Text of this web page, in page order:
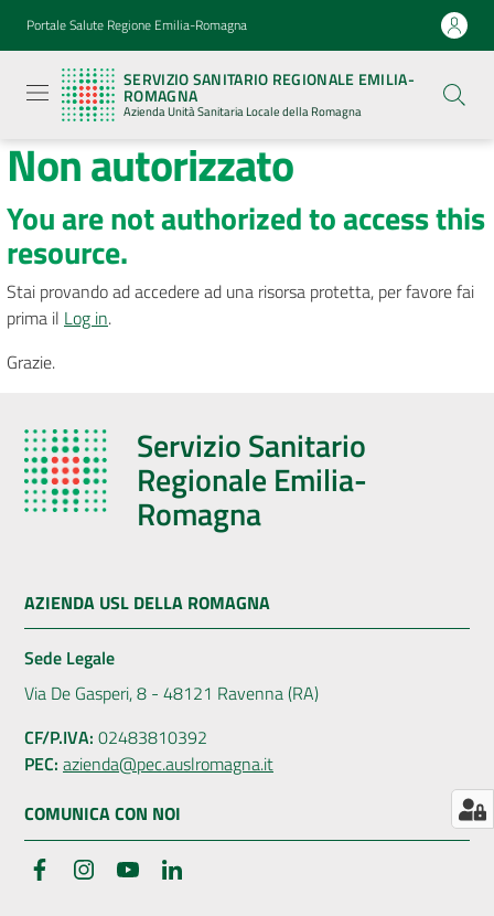
Vai al contenuto
Vai alla navigazione
Vai al footer
Portale Salute Regione Emilia-Romagna
SERVIZIO SANITARIO REGIONALE EMILIA-
ROMAGNA
Azienda Unità Sanitaria Locale della Romagna
Sanitario
Regionale
Emilia-
Romagna
Azienda
Unità
Sanitaria
Romagna
su
Non autorizzato
You are not authorized to access this
resource.
Stai provando ad accedere ad una risorsa protetta, per favore fai
prima il Log in.
Grazie.
Servizio Sanitario
Regionale Emilia-
Romagna
AZIENDA USL DELLA ROMAGNA
Sede Legale
Via De Gasperi, 8 - 48121 Ravenna (RA)
CF/P.IVA: 02483810392
PEC: azienda@pec.auslromagna.it
COMUNICA CON NOI
FacebookInstagramYouTube